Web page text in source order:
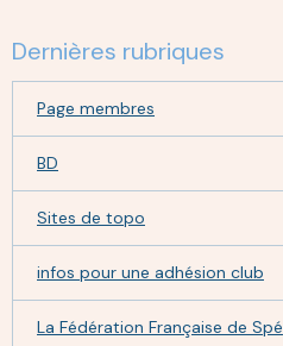
Dernières rubriques
Page membres
BD
Sites de topo
infos pour une adhésion club
La Fédération Française de Spé